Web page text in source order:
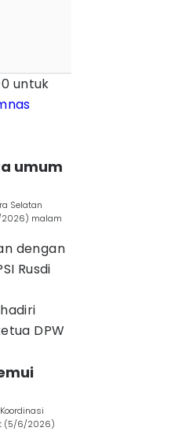
untuk
umum
Selatan
2026) malam
dengan
Rusdi
DPW
(5/6/2026)